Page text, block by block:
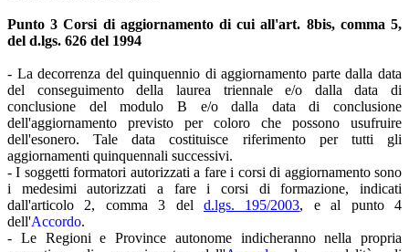
Punto 3 Corsi di aggiornamento di cui all'art. 8bis, comma 5,
del d.lgs. 626 del 1994
- La decorrenza del quinquennio di aggiornamento parte dalla data
del conseguimento della laurea triennale e/o dalla data di
conclusione del modulo B e/o dalla data di conclusione
dell'aggiornamento previsto per coloro che possono usufruire
dell'esonero. Tale data costituisce riferimento per tutti gli
aggiornamenti quinquennali successivi.
- I soggetti formatori autorizzati a fare i corsi di aggiornamento sono
i medesimi autorizzati a fare i corsi di formazione, indicati
dall'articolo 2, comma 3 del d.lgs. 195/2003, e al punto 4
dell'Accordo.
- Le Regioni e Province autonome indicheranno nella propria